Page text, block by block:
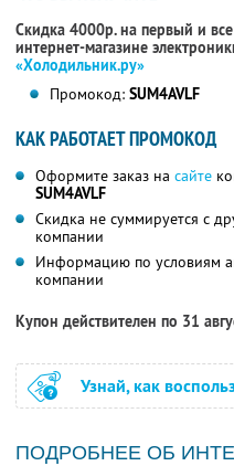
Скидка 4000р. на первый и
интернет-магазине
«Холодильник.ру»
Промокод: SUM4AVLF
КАК РАБОТАЕТ ПРОМОКОД
Оформите заказ на сайте
SUM4AVLF
Скидка не суммируется с
компании
Информацию по условиям
компании
Купон действителен по 31
Узнай, как
ПОДРОБНЕЕ ОБ